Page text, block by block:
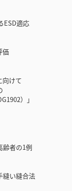
ESD適応
価
向けて
）」
齢者の1例
縫い縫合法